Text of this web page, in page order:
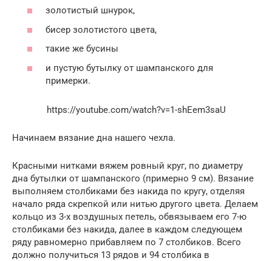
золотистый шнурок,
бисер золотистого цвета,
такие же бусины
и пустую бутылку от шампанского для
примерки.
https://youtube.com/watch?v=1-shEem3saU
Начинаем вязание дна нашего чехла.
Красными нитками вяжем ровный круг, по диаметру
дна бутылки от шампанского (примерно 9 см). Вязание
выполняем столбиками без накида по кругу, отделяя
начало ряда скрепкой или нитью другого цвета. Делаем
кольцо из 3-х воздушных петель, обвязываем его 7-ю
столбиками без накида, далее в каждом следующем
ряду равномерно прибавляем по 7 столбиков. Всего
должно получиться 13 рядов и 94 столбика в